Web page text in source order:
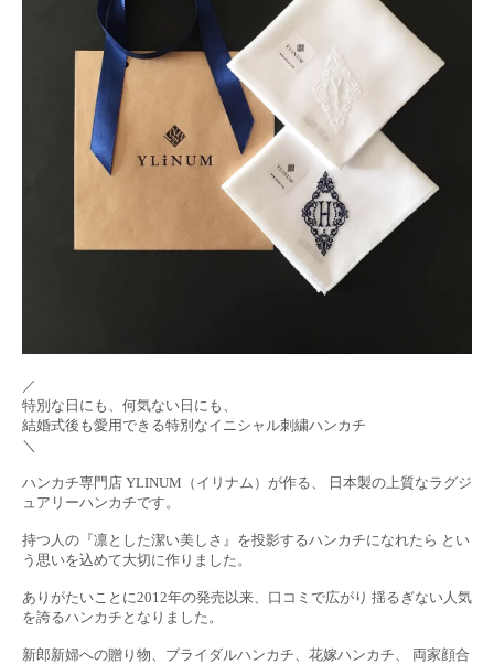
／
特別な日にも、何気ない日にも、
結婚式後も愛用できる特別なイニシャル刺繍ハンカチ
＼
ハンカチ専門店 YLINUM（イリナム）が作る、 日本製の上質なラグジ
ュアリーハンカチです。
持つ人の『凛とした潔い美しさ』を投影するハンカチになれたら とい
う思いを込めて大切に作りました。
ありがたいことに2012年の発売以来、口コミで広がり 揺るぎない人気
を誇るハンカチとなりました。
新郎新婦への贈り物、ブライダルハンカチ、花嫁ハンカチ、 両家顔合